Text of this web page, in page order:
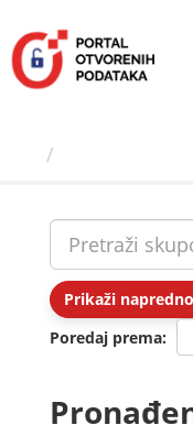
sadržaj
Prikaži
Poredaj prema